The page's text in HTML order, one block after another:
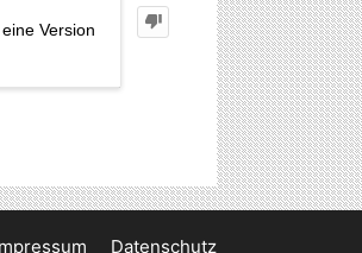
Version
Datenschutz